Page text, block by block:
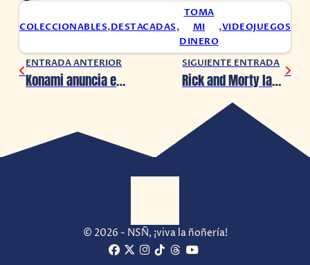
COLECCIONABLES,DESTACADAS,
TOMA
MI
DINERO
,VIDEOJUEGOS
ENTRADA ANTERIOR
Konami anuncia evento para Silent Hill
SIGUIENTE ENTRADA
Rick and Morty lanza el primer avance de su Temporada 7
© 2026 - NSÑ, ¡viva la ñoñería!